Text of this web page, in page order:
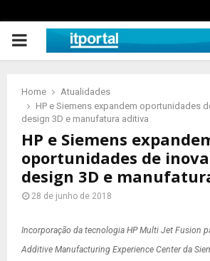
PRIMARY
Home
Atualidades
HP e Siemens expandem oportunidades
design 3D e manufatura aditiva
HP e Siemens
oportunidades de
design 3D e
28 de junho de 2018
Incorporação da tecnologia HP Multi Jet Fusion
Additive Manufacturing Experience Center da